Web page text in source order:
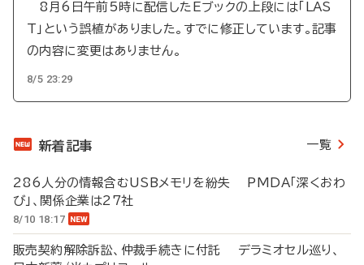
8月6日午前5時に配信したEブックの上段には「LAS
T」という誤植がありました。すでに修正しています。記事
の内容に変更はありません。
8/5 23:29
新着記事 一覧
286人分の情報含むUSBメモリを紛失 PMDA「深くおわ
び」、関係企業は27社
8/10 18:17
販売契約解除訴訟、仲裁手続きに付託 デラミオセル巡り、